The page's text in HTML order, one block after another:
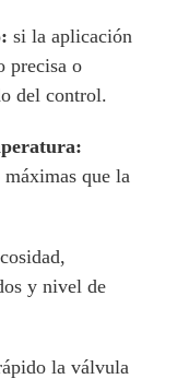
si la aplicación
precisa o
del control.
que la
y nivel de
la válvula